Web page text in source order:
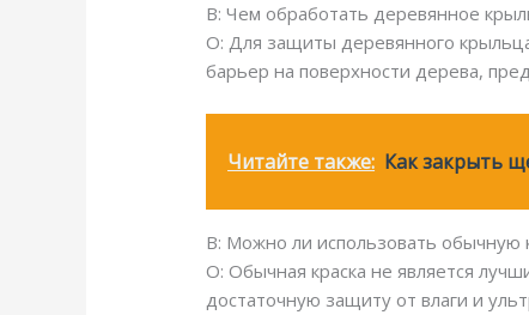
В: Чем обработать деревянное
О: Для защиты деревянного
барьер на поверхности дерева,
Читайте также: Как закрыть
В: Можно ли использовать обычную
О: Обычная краска не является
достаточную защиту от влаги и